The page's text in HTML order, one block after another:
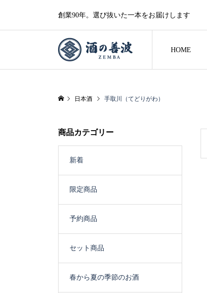
創業90年。選び抜いた一本をお届けします
HOME
日本酒 手取川（てどりがわ）
商品カテゴリー
新着
限定商品
予約商品
セット商品
春から夏の季節のお酒